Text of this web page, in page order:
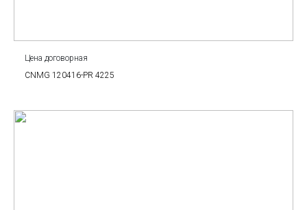
Цена договорная
CNMG 120416-PR 4225